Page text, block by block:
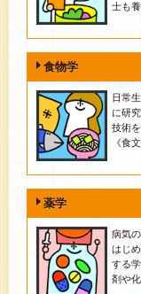
士も
食物学
日常
に研
技術
《食
薬学
病気
はじ
する
剤や